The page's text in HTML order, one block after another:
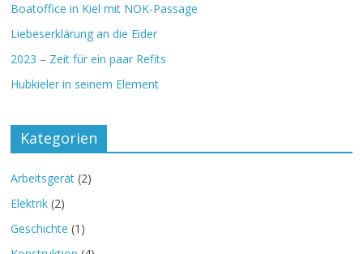
Boatoffice in Kiel mit NOK-Passage
Liebeserklärung an die Eider
2023 – Zeit für ein paar Refits
Hubkieler in seinem Element
Kategorien
Arbeitsgerät (2)
Elektrik (2)
Geschichte (1)